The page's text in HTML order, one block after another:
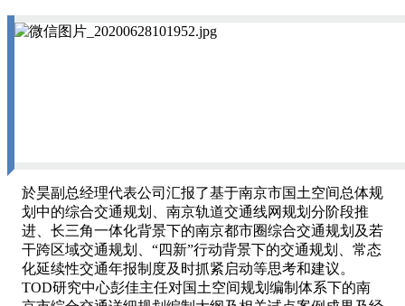
於昊副总经理代表公司汇报了基于南京市国土空间总体规
划中的综合交通规划、南京轨道交通线网规划分阶段推
进、长三角一体化背景下的南京都市圈综合交通规划及若
干跨区域交通规划、“四新”行动背景下的交通规划、常态
化延续性交通年报制度及时抓紧启动等思考和建议。
TOD研究中心彭佳主任对国土空间规划编制体系下的南